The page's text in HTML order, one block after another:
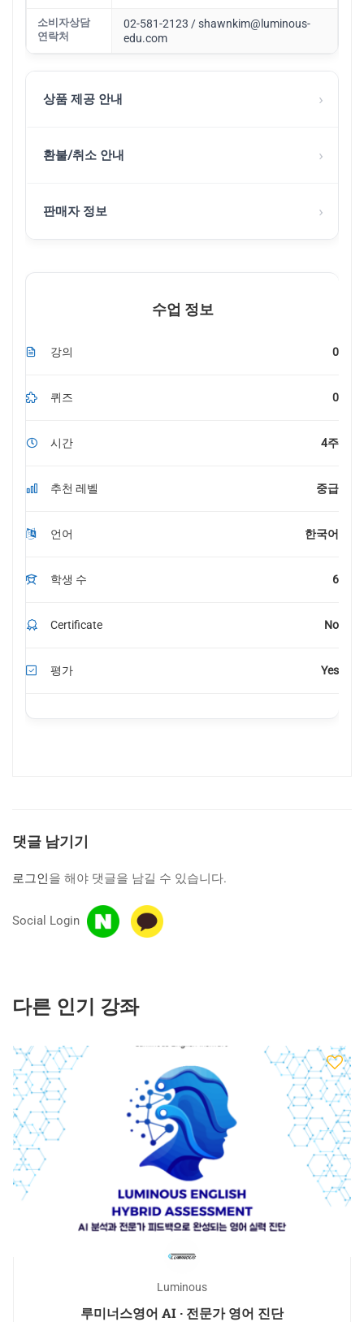
소비자상담
연락처
02-581-2123 / shawnkim@luminous-
edu.com
상품 제공 안내 ›
환불/취소 안내 ›
판매자 정보 ›
수업 정보
강의 0
퀴즈 0
시간 4주
추천 레벨 중급
언어 한국어
학생 수 6
Certificate No
평가 Yes
댓글 남기기
로그인을 해야 댓글을 남길 수 있습니다.
Social Login
다른 인기 강좌
Luminous
루미너스영어 AI · 전문가 영어 진단